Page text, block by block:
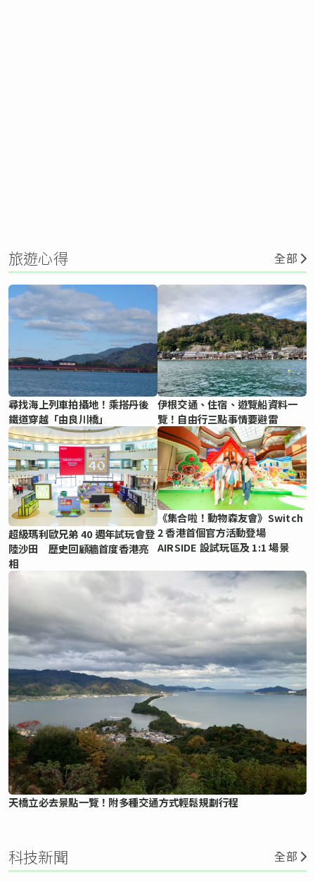
旅遊心得 全部
尋找海上列車拍攝地！乘搭丹後
鐵道穿越「由良川橋」
伊根交通、住宿、遊覽船資料一
覽！自由行三點事情要避雷
超級瑪利歐兄弟 40 週年試玩會登
陸沙田 歷史回顧牆首度香港亮
相
《集合啦！動物森友會》Switch
2 香港首個官方活動登場
AIRSIDE 設試玩區及 1:1 場景
天橋立必去景點一覽！附多種交通方式輕鬆規劃行程
科技新聞 全部